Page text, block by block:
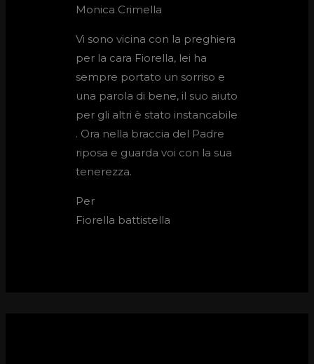
Monica Crimella
Vi sono vicina con la preghiera
per la cara Fiorella, lei ha
sempre portato un sorriso e
una parola di bene, il suo aiuto
per gli altri è stato instancabile
. Ora nella braccia del Padre
riposa e guarda voi con la sua
tenerezza.
Per
Fiorella battistella